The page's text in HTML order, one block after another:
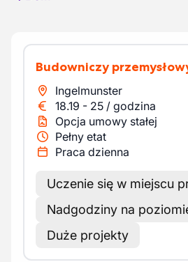
Budowniczy
Ingelmunster
18.19 - 25 / godzina
Opcja umowy stałej
Pełny etat
Praca dzienna
Uczenie się w miejscu
Nadgodziny na
Duże projekty